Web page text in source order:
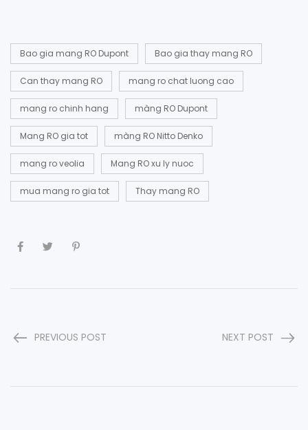
Bao gia mang RO Dupont Bao gia thay mang RO
Can thay mang RO mang ro chat luong cao
mang ro chinh hang màng RO Dupont
Mang RO gia tot màng RO Nitto Denko
mang ro veolia Mang RO xu ly nuoc
mua mang ro gia tot Thay mang RO
PREVIOUS POST NEXT POST